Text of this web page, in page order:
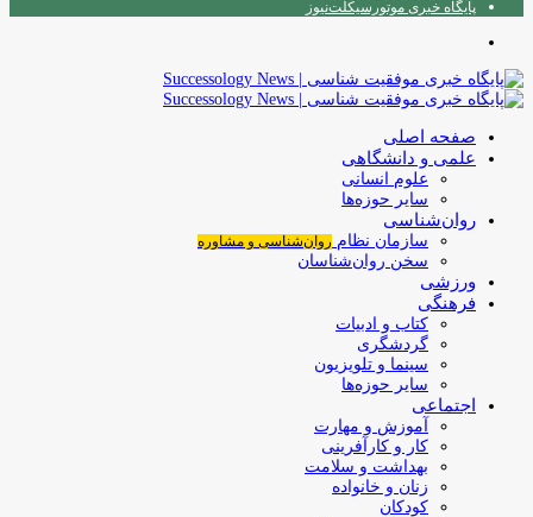
پایگاه خبری موتورسیکلت‌نیوز
صفحه اصلی
علمی و دانشگاهی
علوم انسانی
سایر حوزه‌ها
روان‌شناسی
سازمان نظام روان‌شناسی و مشاوره
سخن روان‌شناسان
ورزشی
فرهنگی
کتاب و ادبیات
گردشگری
سینما و تلویزیون
سایر حوزه‌ها
اجتماعی
آموزش و مهارت
کار و کارآفرینی
بهداشت و سلامت
زنان و خانواده
کودکان